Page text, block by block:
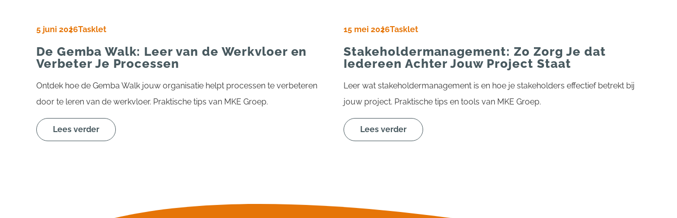
5 juni 2026Tasklet
De Gemba Walk: Leer van de Werkvloer en
Verbeter Je Processen
Ontdek hoe de Gemba Walk jouw organisatie helpt processen te verbeteren
door te leren van de werkvloer. Praktische tips van MKE Groep.
Lees verder
15 mei 2026Tasklet
Stakeholdermanagement: Zo Zorg Je dat
Iedereen Achter Jouw Project Staat
Leer wat stakeholdermanagement is en hoe je stakeholders effectief betrekt bij
jouw project. Praktische tips en tools van MKE Groep.
Lees verder